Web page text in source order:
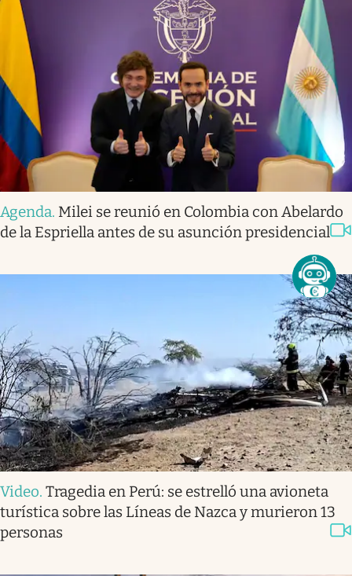
Agenda. Milei se reunió en Colombia con Abelardo
de la Espriella antes de su asunción presidencial
Video. Tragedia en Perú: se estrelló una avioneta
turística sobre las Líneas de Nazca y murieron 13
personas